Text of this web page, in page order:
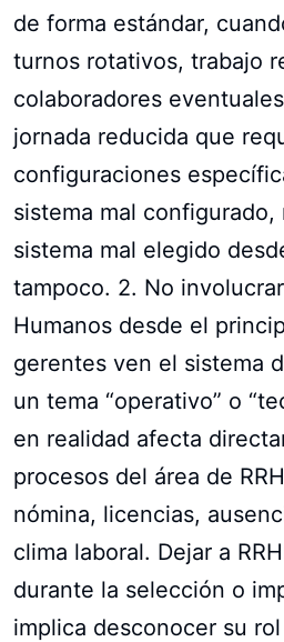
de forma estándar,
turnos rotativos, trabajo
colaboradores
jornada reducida que
configuraciones
sistema mal
sistema mal elegido
tampoco. 2. No
Humanos desde el
gerentes ven el sistema
un tema “operativo” o
en realidad afecta
procesos del área de
nómina, licencias,
clima laboral. Dejar a
durante la selección o
implica desconocer su